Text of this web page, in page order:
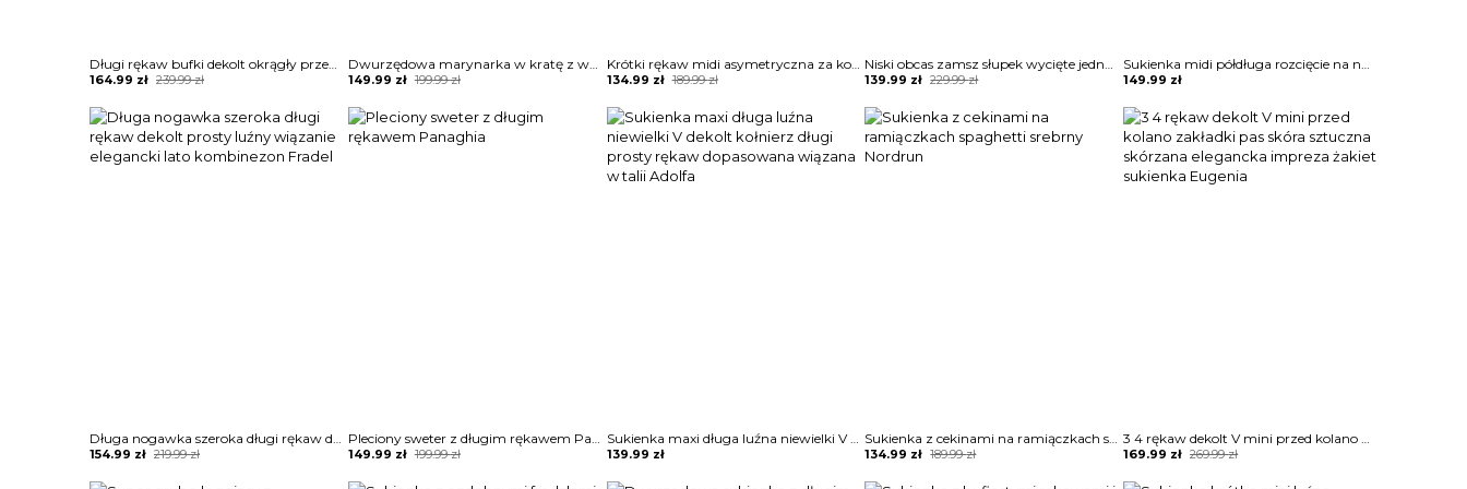
Długi rękaw bufki dekolt okrągły przeźroczysta koraliki długa maxi do ziemi wieczorowa impreza rozcięcie marszczenie suknia sukienka Glendora
239.99zł
Original
was:
239.99 zł.
164.99 zł
Current
is:
164.99 zł.
Dwurzędowa marynarka w kratę z wyciętym dekoltem kurtka Jayna
199.99zł
Original
was:
199.99 zł.
149.99 zł
Current
is:
149.99 zł.
Krótki rękaw midi asymetryczna za kolano elegancka do pracy sylwester wesele sukienka Ligiana
189.99zł
Original
was:
189.99 zł.
134.99 zł
Current
is:
134.99 zł.
Niski obcas zamsz słupek wycięte jednolite zamek na co dzień casual botki damskie buty Benfje
229.99zł
Original
was:
229.99 zł.
139.99 zł
Current
is:
139.99 zł.
Sukienka midi półdługa rozcięcie na nogę marszczona w talii podkreślona talia koszulowa kołnierzyk dekolt v mankiety długi rękaw panterka cętki Lonna
149.99 zł
Długa nogawka szeroka długi rękaw dekolt prosty luźny wiązanie elegancki lato kombinezon Fradel
219.99zł
Original
was:
154.99 zł
Current
is:
Pleciony sweter z długim rękawem Panaghia
199.99zł
Original
was:
149.99 zł
Current
is:
Sukienka maxi długa luźna niewielki V dekolt kołnierz długi prosty rękaw dopasowana wiązana w talii Adolfa
139.99 zł
Sukienka z cekinami na ramiączkach spaghetti srebrny Nordrun
189.99zł
Original
was:
134.99 zł
Current
is:
3 4 rękaw dekolt V mini przed kolano zakładki pas skóra sztuczna skórzana elegancka impreza żakiet sukienka Eugenia
269.99zł
Original
was:
169.99 zł
Current
is: